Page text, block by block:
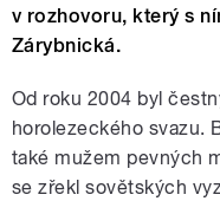
v rozhovoru, který s
Zárybnická.
Od roku 2004 byl
horolezeckého svazu.
také mužem pevných
se zřekl sovětských